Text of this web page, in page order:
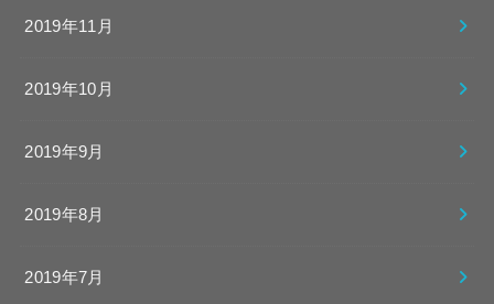
2019年11月
2019年10月
2019年9月
2019年8月
2019年7月